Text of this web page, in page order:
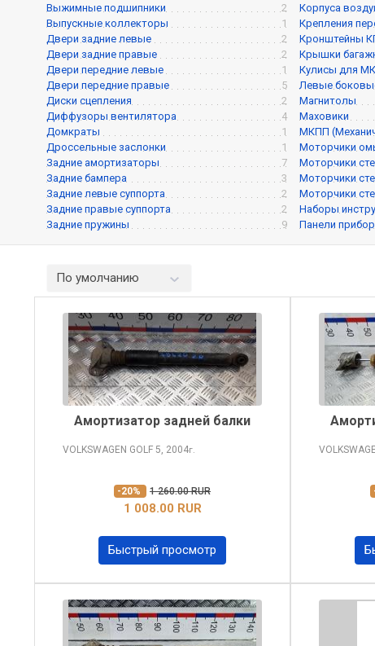
Выжимные подшипники
2
Выпускные коллекторы
1
Двери задние левые
2
Двери задние правые
2
Двери передние левые
1
Двери передние правые
5
Диски сцепления
2
Диффузоры вентилятора
4
Домкраты
1
Дроссельные заслонки
1
Задние амортизаторы
7
Задние бампера
3
Задние левые суппорта
2
Задние правые суппорта
2
Задние пружины
9
Корпуса
Крепления
Кронштейны
Крышки
Кулисы для
Левые
Магнитолы
Маховики
МКПП
Моторчики
Моторчики
Моторчики
Моторчики
Наборы
Панели
По умолчанию
Амортизатор задней балки
VOLKSWAGEN GOLF 5, 2004г.
-20% 1 260.00 RUR
1 008.00 RUR
Быстрый просмотр